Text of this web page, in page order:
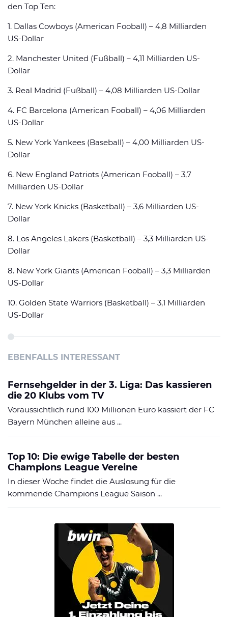
den Top Ten:
1. Dallas Cowboys (American Fooball) – 4,8 Milliarden
US-Dollar
2. Manchester United (Fußball) – 4,11 Milliarden US-
Dollar
3. Real Madrid (Fußball) – 4,08 Milliarden US-Dollar
4. FC Barcelona (American Fooball) – 4,06 Milliarden
US-Dollar
5. New York Yankees (Baseball) – 4,00 Milliarden US-
Dollar
6. New England Patriots (American Fooball) – 3,7
Milliarden US-Dollar
7. New York Knicks (Basketball) – 3,6 Milliarden US-
Dollar
8. Los Angeles Lakers (Basketball) – 3,3 Milliarden US-
Dollar
8. New York Giants (American Fooball) – 3,3 Milliarden
US-Dollar
10. Golden State Warriors (Basketball) – 3,1 Milliarden
US-Dollar
EBENFALLS INTERESSANT
Fernsehgelder in der 3. Liga: Das kassieren
die 20 Klubs vom TV
Voraussichtlich rund 100 Millionen Euro kassiert der FC
Bayern München alleine aus ...
Top 10: Die ewige Tabelle der besten
Champions League Vereine
In dieser Woche findet die Auslosung für die
kommende Champions League Saison ...